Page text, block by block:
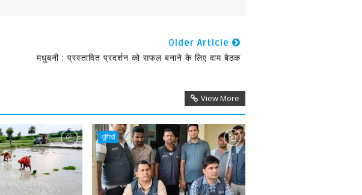
Older Article
मधुबनी : प्रस्तावित प्रदर्शन को सफल बनाने के लिए वाम बैठक
View More
पूर्णियाँ